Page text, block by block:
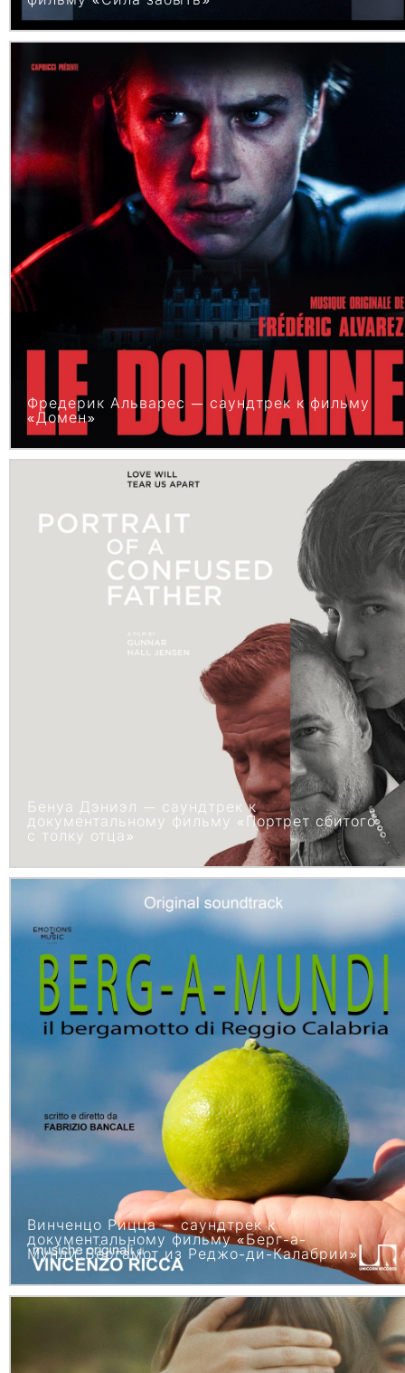
Фредерик Альварес — саундтрек к фильму
«Домен»
Бенуа Дэниэл — саундтрек к
документальному фильму «Портрет сбитого
с толку отца»
Винченцо Рицца — саундтрек к
документальному фильму «Берг-а-
Мунди:Бергамот из Реджо-ди-Калабрии»